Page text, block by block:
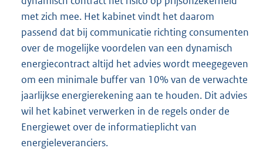
met zich mee. Het kabinet vindt het daarom
passend dat bij communicatie richting consumenten
over de mogelijke voordelen van een dynamisch
energiecontract altijd het advies wordt meegegeven
om een minimale buffer van 10% van de verwachte
jaarlijkse energierekening aan te houden. Dit advies
wil het kabinet verwerken in de regels onder de
Energiewet over de informatieplicht van
energieleveranciers.